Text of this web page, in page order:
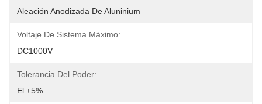
Aleación Anodizada De Aluninium
Voltaje De Sistema Máximo:
DC1000V
Tolerancia Del Poder:
El ±5%